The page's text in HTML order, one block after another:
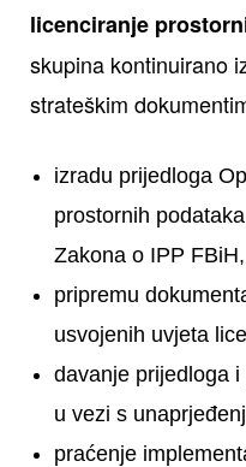
licenciranje
skupina kontinuirano
strateškim
izradu prijedloga
prostornih
Zakona o IPP FBiH,
pripremu
usvojenih uvjeta
davanje prijedloga
u vezi s
praćenje